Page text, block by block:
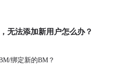
无法添加新用户怎么办？
绑定新的BM？